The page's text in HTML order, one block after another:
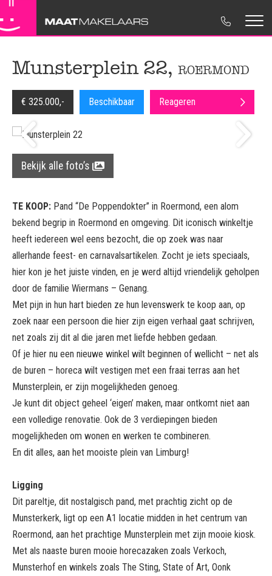
Munsterplein 22, ROERMOND
€ 325.000,- Beschikbaar Reageren
Bekijk alle foto’s
TE KOOP: Pand “De Poppendokter” in Roermond, een alom
bekend begrip in Roermond en omgeving. Dit iconisch winkeltje
heeft iedereen wel eens bezocht, die op zoek was naar
allerhande feest- en carnavalsartikelen. Zocht je iets speciaals,
hier kon je het juiste vinden, en je werd altijd vriendelijk geholpen
door de familie Wiermans – Genang.
Met pijn in hun hart bieden ze hun levenswerk te koop aan, op
zoek naar een persoon die hier zijn eigen verhaal gaat schrijven,
net zoals zij dit al die jaren met liefde hebben gedaan.
Of je hier nu een nieuwe winkel wilt beginnen of wellicht – net als
de buren – horeca wilt vestigen met een fraai terras aan het
Munsterplein, er zijn mogelijkheden genoeg.
Je kunt dit object geheel ‘eigen’ maken, maar ontkomt niet aan
een volledige renovatie. Ook de 3 verdiepingen bieden
mogelijkheden om wonen en werken te combineren.
En dit alles, aan het mooiste plein van Limburg!
Ligging
Dit pareltje, dit nostalgisch pand, met prachtig zicht op de
Munsterkerk, ligt op een A1 locatie midden in het centrum van
Roermond, aan het prachtige Munsterplein met zijn mooie kiosk.
Met als naaste buren mooie horecazaken zoals Verkoch,
Munsterhof en winkels zoals The Sting, State of Art, Oonk
Huurwoningen
Nieuwbouw
Bedrijfsonroerendgoed
Verkocht
NVM Makelaar
Ons Team
Regionaal betrokken
Woning aankopen
Huur & Verhuur
Taxaties
Bedrijfsonroerendgoed
Move.nl
Disclaimer
Privacyverklaring
Cookieverklaring